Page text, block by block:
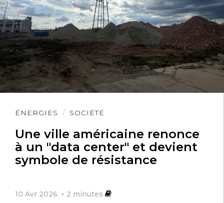
ÉNERGIES SOCIÉTÉ
Une ville américaine renonce
à un "data center" et devient
symbole de résistance
10 Avr 2026 2 minutes
Lire